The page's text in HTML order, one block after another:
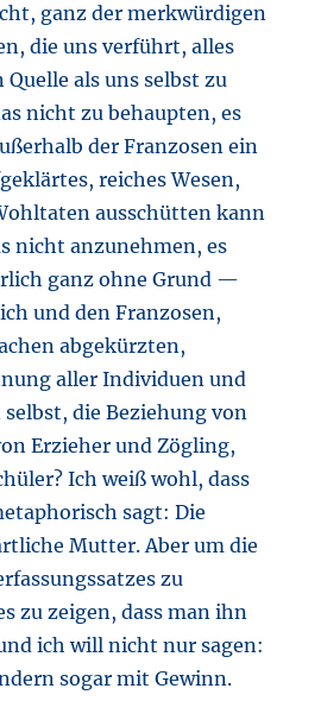
ganz der merkwürdigen
die uns verführt, alles
als uns selbst zu
nicht zu behaupten, es
der Franzosen ein
reiches Wesen,
ausschütten kann
nicht anzunehmen, es
ganz ohne Grund —
und den Franzosen,
abgekürzten,
aller Individuen und
die Beziehung von
Erzieher und Zögling,
Ich weiß wohl, dass
sagt: Die
Mutter. Aber um die
zu
zu zeigen, dass man ihn
ich will nicht nur sagen:
sogar mit Gewinn.